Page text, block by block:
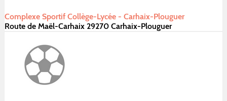
Complexe Sportif Collège-Lycée - Carhaix-Plouguer
Route de Maël-Carhaix 29270 Carhaix-Plouguer